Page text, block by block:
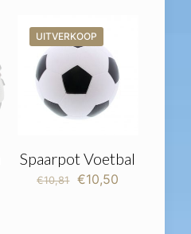
UITVERKOOP
Spaarpot Voetbal
€10,81
Oorspronkelijke
€10,50